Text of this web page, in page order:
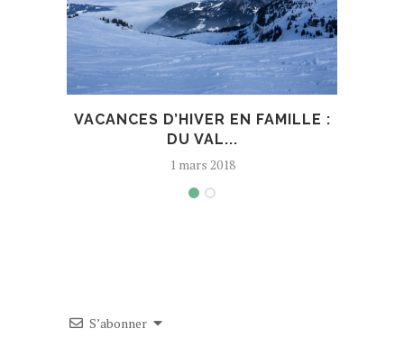
VACANCES D’HIVER EN FAMILLE :
DU VAL...
1 mars 2018
S’abonner